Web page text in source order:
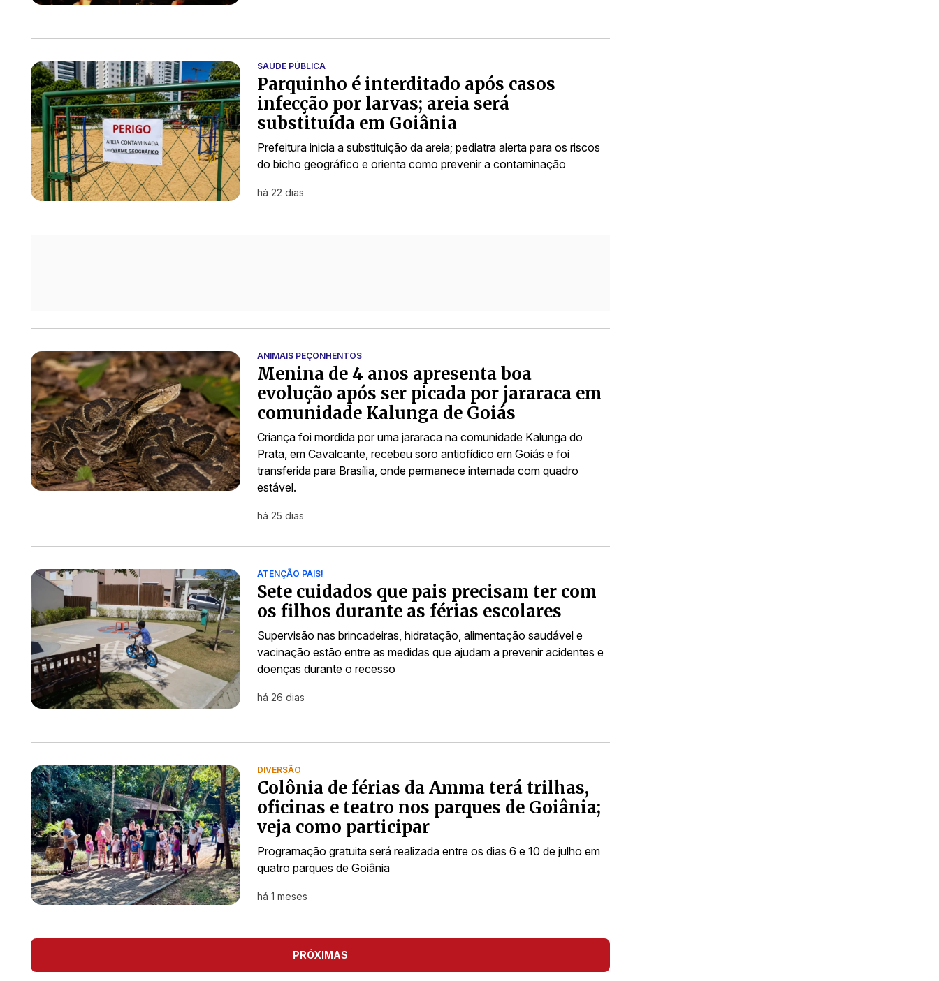
SAÚDE PÚBLICA
Parquinho é interditado após casos
infecção por larvas; areia será
substituída em Goiânia
Prefeitura inicia a substituição da areia; pediatra alerta para os riscos
do bicho geográfico e orienta como prevenir a contaminação
há 22 dias
ANIMAIS PEÇONHENTOS
Menina de 4 anos apresenta boa
evolução após ser picada por jararaca em
comunidade Kalunga de Goiás
Criança foi mordida por uma jararaca na comunidade Kalunga do
Prata, em Cavalcante, recebeu soro antiofídico em Goiás e foi
transferida para Brasília, onde permanece internada com quadro
estável.
há 25 dias
ATENÇÃO PAIS!
Sete cuidados que pais precisam ter com
os filhos durante as férias escolares
Supervisão nas brincadeiras, hidratação, alimentação saudável e
vacinação estão entre as medidas que ajudam a prevenir acidentes e
doenças durante o recesso
há 26 dias
DIVERSÃO
Colônia de férias da Amma terá trilhas,
oficinas e teatro nos parques de Goiânia;
veja como participar
Programação gratuita será realizada entre os dias 6 e 10 de julho em
quatro parques de Goiânia
há 1 meses
PRÓXIMAS